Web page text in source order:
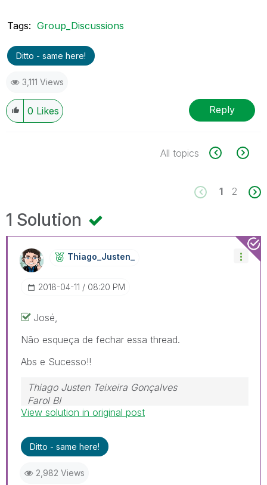
Tags: Group_Discussions
Ditto - same here!
3,111 Views
0 Likes Reply
All topics
1 2
1 Solution
Thiago_Justen_
‎2018-04-11 08:20 PM
José,
Não esqueça de fechar essa thread.
Abs e Sucesso!!
Thiago Justen Teixeira Gonçalves
Farol BI
WhatsApp: 24 98152-1675
View solution in original post
Ditto - same here!
2,982 Views